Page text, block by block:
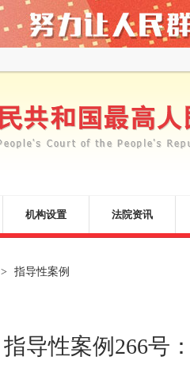
机构设置 法院资讯
> 指导性案例
指导性案例266号